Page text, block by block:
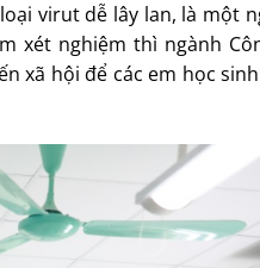
virut dễ lây lan, là một
xét nghiệm thì ngành
xã hội để các em học